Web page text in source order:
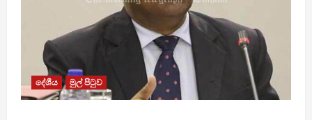
දේශීය මුල් පිටුව